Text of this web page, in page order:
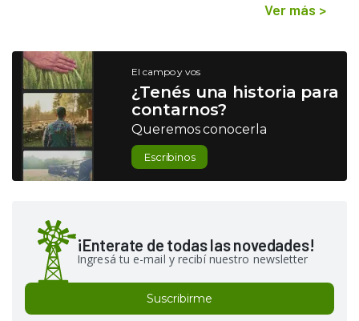
Ver más >
El campo y vos
¿Tenés una historia para
contarnos?
Queremos conocerla
Escribinos
¡Enterate de todas las novedades!
Ingresá tu e-mail y recibí nuestro newsletter
Suscribirme